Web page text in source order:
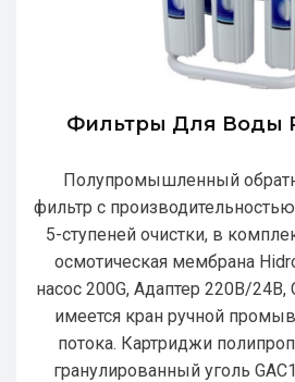
Фильтры Для Воды
Полупромышленный
фильтр с
5-ступеней очистки, в
осмотическая мембрана
насос 200G, Адаптер 220В/24В,
имеется кран ручной
потока. Картриджи
гранулированный уголь